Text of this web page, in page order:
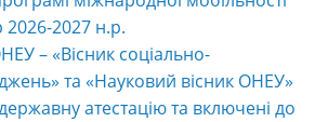
2026-2027 н.р.
– «Вісник соціально-
та «Науковий вісник ОНЕУ»
атестацію та включені до